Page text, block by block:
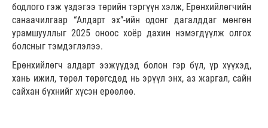
бодлого гэж үздэгээ төрийн тэргүүн хэлж, Ерөнхийлөгчийн
санаачилгаар “Алдарт эх”-ийн одонг дагалддаг мөнгөн
урамшууллыг 2025 оноос хоёр дахин нэмэгдүүлж олгох
болсныг тэмдэглэлээ.
Ерөнхийлөгч алдарт ээжүүдэд болон гэр бүл, үр хүүхэд,
хань ижил, төрөл төрөгсдөд нь эрүүл энх, аз жаргал, сайн
сайхан бүхнийг хүсэн ерөөлөө.